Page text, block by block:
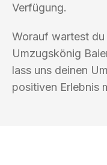
Verfügung.
Worauf wartest
Umzugskönig
lass uns deinen
positiven Erlebnis